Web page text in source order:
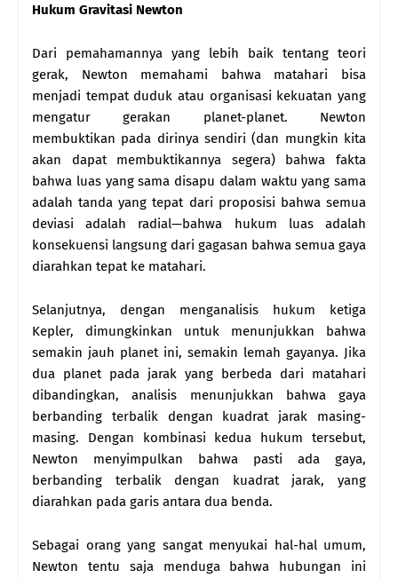
Hukum Gravitasi Newton
Dari pemahamannya yang lebih baik tentang teori
gerak, Newton memahami bahwa matahari bisa
menjadi tempat duduk atau organisasi kekuatan yang
mengatur gerakan planet-planet. Newton
membuktikan pada dirinya sendiri (dan mungkin kita
akan dapat membuktikannya segera) bahwa fakta
bahwa luas yang sama disapu dalam waktu yang sama
adalah tanda yang tepat dari proposisi bahwa semua
deviasi adalah radial—bahwa hukum luas adalah
konsekuensi langsung dari gagasan bahwa semua gaya
diarahkan tepat ke matahari.
Selanjutnya, dengan menganalisis hukum ketiga
Kepler, dimungkinkan untuk menunjukkan bahwa
semakin jauh planet ini, semakin lemah gayanya. Jika
dua planet pada jarak yang berbeda dari matahari
dibandingkan, analisis menunjukkan bahwa gaya
berbanding terbalik dengan kuadrat jarak masing-
masing. Dengan kombinasi kedua hukum tersebut,
Newton menyimpulkan bahwa pasti ada gaya,
berbanding terbalik dengan kuadrat jarak, yang
diarahkan pada garis antara dua benda.
Sebagai orang yang sangat menyukai hal-hal umum,
Newton tentu saja menduga bahwa hubungan ini